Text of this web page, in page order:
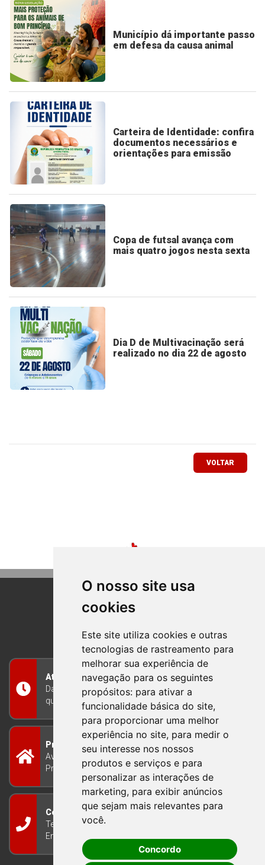
O nosso site usa
cookies
Este site utiliza cookies e outras
tecnologias de rastreamento para
melhorar sua experiência de
navegação para os seguintes
propósitos: para ativar a
funcionalidade básica do site,
para proporcionar uma melhor
experiência no site, para medir o
seu interesse nos nossos
produtos e serviços e para
personalizar as interações de
marketing, para exibir anúncios
que sejam mais relevantes para
você.
Concordo
Município dá importante passo
em defesa da causa animal
Carteira de Identidade: confira
documentos necessários e
orientações para emissão
Copa de futsal avança com
mais quatro jogos nesta sexta
Dia D de Multivacinação será
realizado no dia 22 de agosto
VOLTAR
BOM PRINCIPIO
RIO GRANDE DO SUL
Atendimento
Das 8h às 12h e das 13h às 17h30, de segunda a
quinta-feira, e nas sextas-feiras das 7h às 13h
Prefeitura Municipal
Avenida Guilherme Winter 65 - Centro Bom
Princípio/RS - Brasil CEP 95765-000
Contato
Telefone: (51) 3634-8100
Email: